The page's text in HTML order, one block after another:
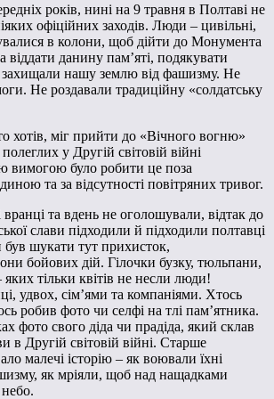
років, нині на 9 травня в Полтаві не
офіційних заходів. Люди – цивільні,
в колони, щоб дійти до Монумента
віддати данину пам’яті, подякувати
захищали нашу землю від фашизму. Не
Не роздавали традиційну «солдатську
хотів, міг прийти до «Вічного вогню»
у Другій світовій війні
вимогою було робити це поза
та за відсутності повітряних тривог.
та вдень не оголошували, відтак до
слави підходили й підходили полтавці
був шукати тут прихисток,
бойових дій. Гілочки бузку, тюльпани,
тільки квітів не несли люди!
удвох, сім’ями та компаніями. Хтось
робив фото чи селфі на тлі пам’ятника.
фото свого діда чи прадіда, який склав
в Другій світовій війні. Старше
малечі історію – як воювали їхні
як мріяли, щоб над нащадками